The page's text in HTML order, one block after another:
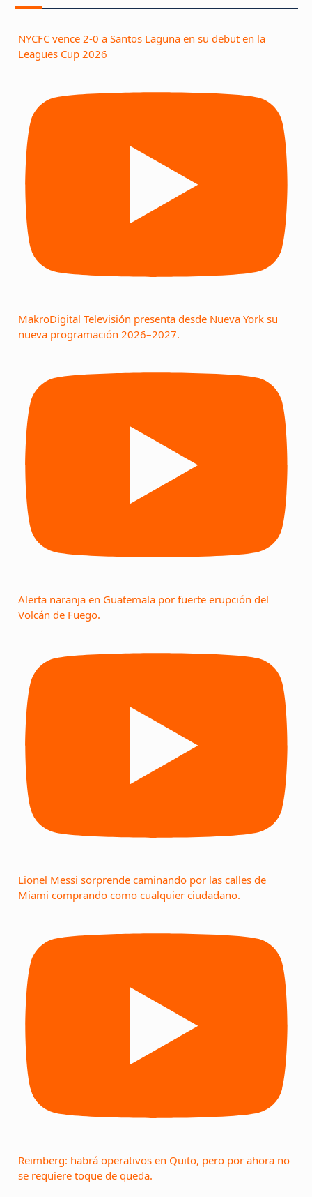
NYCFC vence 2-0 a Santos Laguna en su debut en la
Leagues Cup 2026
MakroDigital Televisión presenta desde Nueva York su
nueva programación 2026–2027.
Alerta naranja en Guatemala por fuerte erupción del
Volcán de Fuego.
Lionel Messi sorprende caminando por las calles de
Miami comprando como cualquier ciudadano.
Reimberg: habrá operativos en Quito, pero por ahora no
se requiere toque de queda.